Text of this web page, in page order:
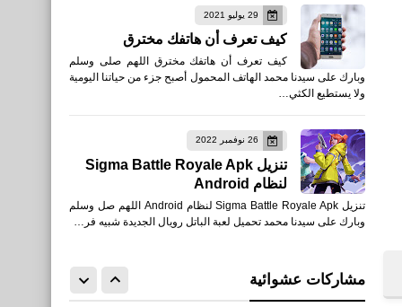
29 يوليو 2021
كيف تعرف أن هاتفك مخترق
كيف تعرف أن هاتفك مخترق اللهم صلى وسلم
وبارك على سيدنا محمد الهاتف المحمول أصبح جزء من حياتنا اليومية
ولا يستطيع الكثي…
26 نوفمبر 2022
تنزيل Sigma Battle Royale Apk
لنظام Android
تنزيل Sigma Battle Royale Apk لنظام Android اللهم صل وسلم
وبارك على سيدنا محمد تحميل لعبة الباتل رويال الجديدة شبيه فر…
مشاركات عشوائية
الرئيسية
ماهو اسم ونسب الرسول صلى
الله عليه وسلم كاملا
الدوري الإنجليزي 2019/2018